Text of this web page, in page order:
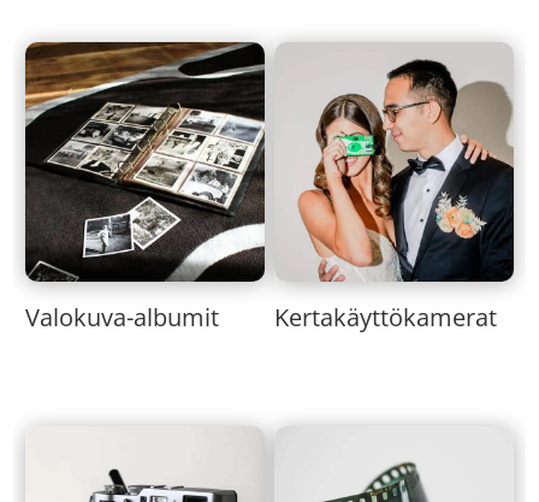
Valokuva-albumit Kertakäyttökamerat